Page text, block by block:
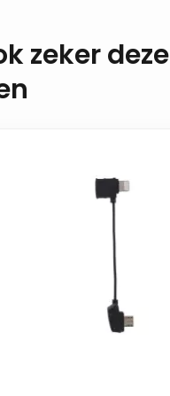
zeker deze